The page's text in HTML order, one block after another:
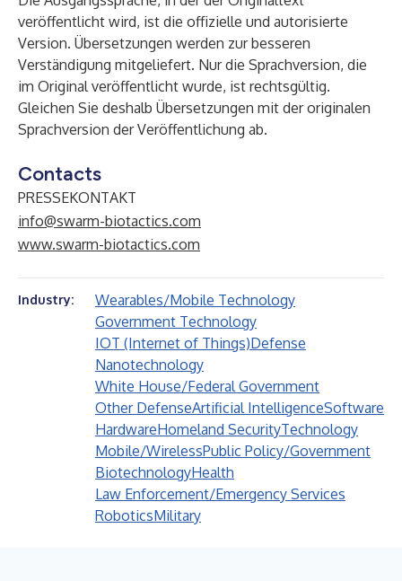
veröffentlicht wird, ist die offizielle und autorisierte
Version. Übersetzungen werden zur besseren
Verständigung mitgeliefert. Nur die Sprachversion, die
im Original veröffentlicht wurde, ist rechtsgültig.
Gleichen Sie deshalb Übersetzungen mit der originalen
Sprachversion der Veröffentlichung ab.
Contacts
PRESSEKONTAKT
info@swarm-biotactics.com
www.swarm-biotactics.com
Industry:
Wearables/Mobile Technology
Government Technology
IOT (Internet of Things)Defense
Nanotechnology
White House/Federal Government
Other DefenseArtificial IntelligenceSoftware
HardwareHomeland SecurityTechnology
Mobile/WirelessPublic Policy/Government
BiotechnologyHealth
Law Enforcement/Emergency Services
RoboticsMilitary